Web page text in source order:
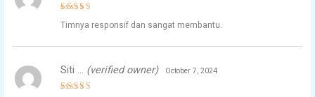
out of 5
Timnya responsif dan sangat membantu.
Siti … (verified owner) October 7, 2024